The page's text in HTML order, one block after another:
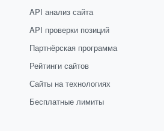
API анализ сайта
API проверки позиций
Партнёрская программа
Рейтинги сайтов
Сайты на технологиях
Бесплатные лимиты